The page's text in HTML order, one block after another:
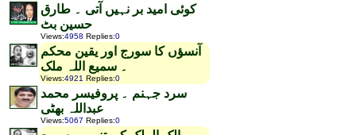
کوئی امید بر نہیں آتی ۔ طارق
حسین بٹ
Views:4958 Replies:0
آنسؤں کا سورج اور یقین محکم
۔ سمیع اللہ ملک
Views:4921 Replies:0
سرد جہنم ۔ پروفیسر محمد
عبداللہ بھٹی
Views:5067 Replies:0